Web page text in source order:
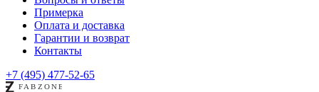
Примерка
Оплата и доставка
Гарантии и возврат
Контакты
+7 (495) 477-52-65